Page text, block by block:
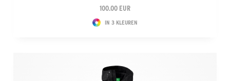
100.00 EUR
IN 3 KLEUREN